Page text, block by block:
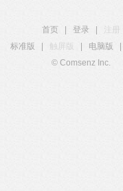
首页 登录
注册
标准版
触屏版 电脑版
© Comsenz Inc.